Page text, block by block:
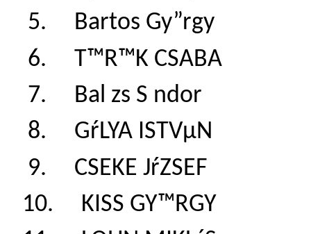
5. Bartos
6. T™R™K
7. Bal zs S ndor
8. GŕLYA
9. CSEKE
10. KISS